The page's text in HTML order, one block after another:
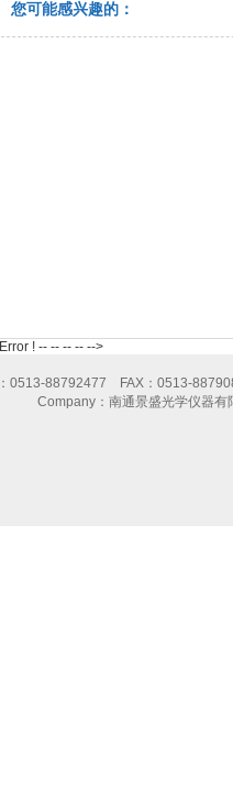
您可能感兴趣的：
! -- -- -- -- -->
0513-88792477 FAX：0513-
Company：南通景盛光学仪器